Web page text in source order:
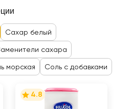
Сахар белый
сахара
морская Соль с добавками
4.8